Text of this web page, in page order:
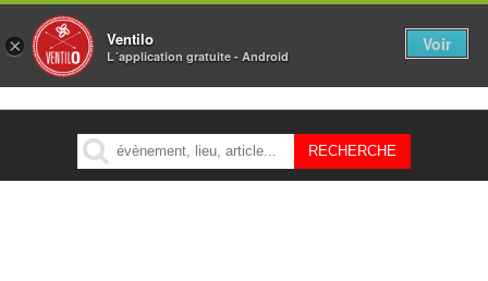
MENU
× Ventilo
L´application gratuite - Android
Voir